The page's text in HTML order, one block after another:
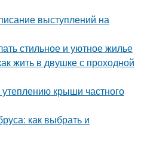
выступлений на
стильное и уютное жилье
жить в двушке с проходной
крыши частного
как выбрать и